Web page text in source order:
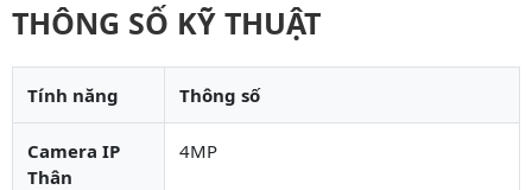
THÔNG SỐ KỸ THUẬT
Tính năng Thông số
Camera IP
Thân
4MP